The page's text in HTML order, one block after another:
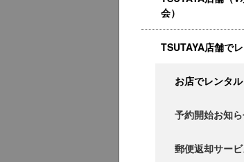
会）
TSUTAYA店舗で
お店でレンタル
予約開始お知
郵便返却サー